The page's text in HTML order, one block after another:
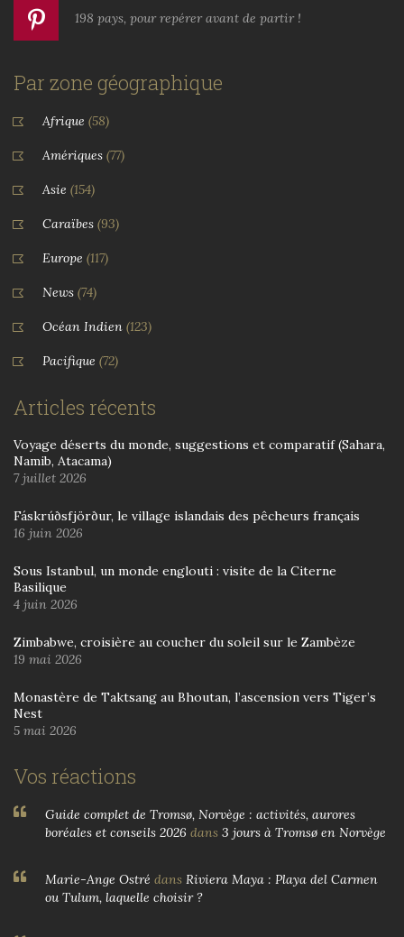
198 pays, pour repérer avant de partir !
Par zone géographique
Afrique (58)
Amériques (77)
Asie (154)
Caraïbes (93)
Europe (117)
News (74)
Océan Indien (123)
Pacifique (72)
Articles récents
Voyage déserts du monde, suggestions et comparatif (Sahara,
Namib, Atacama)
7 juillet 2026
Fáskrúðsfjörður, le village islandais des pêcheurs français
16 juin 2026
Sous Istanbul, un monde englouti : visite de la Citerne
Basilique
4 juin 2026
Zimbabwe, croisière au coucher du soleil sur le Zambèze
19 mai 2026
Monastère de Taktsang au Bhoutan, l’ascension vers Tiger’s
Nest
5 mai 2026
Vos réactions
Guide complet de Tromsø, Norvège : activités, aurores
boréales et conseils 2026 dans 3 jours à Tromsø en Norvège
Marie-Ange Ostré dans Riviera Maya : Playa del Carmen
ou Tulum, laquelle choisir ?